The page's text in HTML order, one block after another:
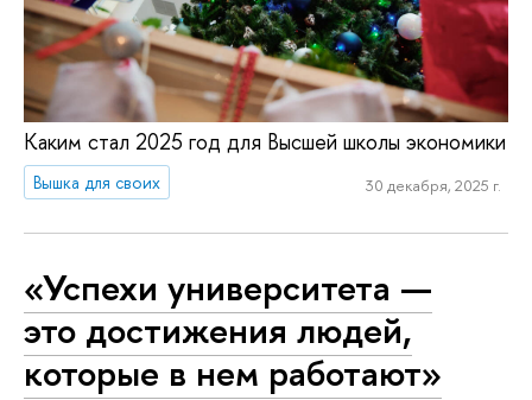
Каким стал 2025 год для Высшей школы экономики
Вышка для своих 30 декабря, 2025 г.
«Успехи уни­вер­си­те­та —
это достижения людей,
которые в нем работают»